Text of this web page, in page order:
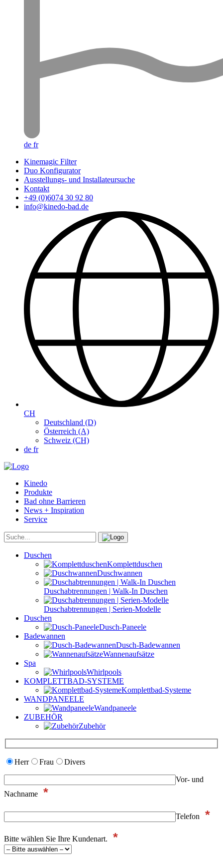
de fr
Kinemagic Filter
Duo Konfigurator
Ausstellungs- und Installateursuche
Kontakt
+49 (0)6074 30 92 80
info@kinedo-bad.de
CH
Deutschland (D)
Österreich (A)
Schweiz (CH)
de fr
Kinedo
Produkte
Bad ohne Barrieren
News + Inspiration
Service
Duschen
Komplettduschen
Duschwannen
Duschabtrennungen | Walk-In Duschen
Duschabtrennungen | Serien-Modelle
Duschen
Dusch-Paneele
Badewannen
Dusch-Badewannen
Wannenaufsätze
Spa
Whirlpools
KOMPLETTBAD-SYSTEME
Komplettbad-Systeme
WANDPANEELE
Wandpaneele
ZUBEHÖR
Zubehör
Herr Frau Divers
Vor- und
Nachname
*
Telefon *
Bitte wählen Sie Ihre Kundenart. *